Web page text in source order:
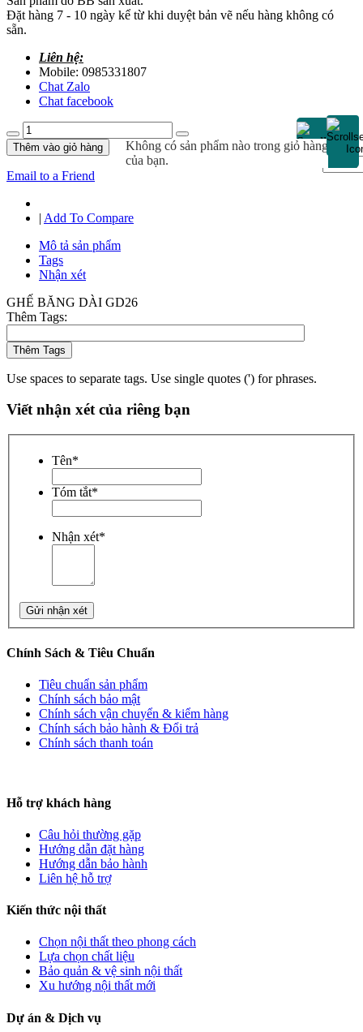
Đặt hàng 7 - 10 ngày kể từ khi duyệt bản vẽ nếu hàng không có
sẵn.
Liên hệ:
Mobile: 0985331807
Chat Zalo
Chat facebook
Thêm vào giỏ hàng
Email to a Friend
| Add To Compare
Mô tả sản phẩm
Tags
Nhận xét
GHẾ BĂNG DÀI GD26
Thêm Tags:
Thêm Tags
Use spaces to separate tags. Use single quotes (') for phrases.
Viết nhận xét của riêng bạn
Tên*
Tóm tắt*
Nhận xét*
Gửi nhận xét
Chính Sách & Tiêu Chuẩn
Tiêu chuẩn sản phẩm
Chính sách bảo mật
Chính sách vận chuyển & kiểm hàng
Chính sách bảo hành & Đổi trả
Chính sách thanh toán
Hỗ trợ khách hàng
Câu hỏi thường gặp
Hướng dẫn đặt hàng
Hướng dẫn bảo hành
Liên hệ hỗ trợ
Kiến thức nội thất
Chọn nội thất theo phong cách
Lựa chọn chất liệu
Bảo quản & vệ sinh nội thất
Xu hướng nội thất mới
Dự án & Dịch vụ
Không có sản phẩm nào trong giỏ hàng
của bạn.